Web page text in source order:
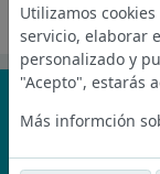
¡No te pierdas
Únete a la
ofertas de empleo
Utilizamos
servicio, elaborar
personalizado y
"Acepto", estarás
Más informción